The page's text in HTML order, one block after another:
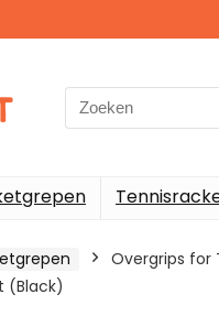
Search
for:
Overgrips for
(Black)